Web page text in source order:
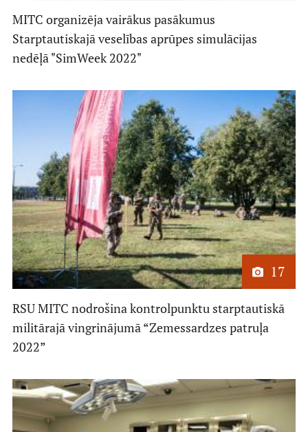
MITC organizēja vairākus pasākumus
Starptautiskajā veselības aprūpes simulācijas
nedēļā "SimWeek 2022"
17
RSU MITC nodrošina kontrolpunktu starptautiskā
militārajā vingrinājumā “Zemessardzes patruļa
2022”